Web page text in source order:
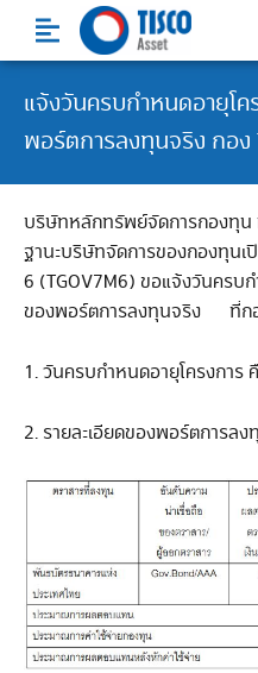
content
แจ้งวันครบกำหนดอายุโค
พอร์ตการลงทุนจริง กอง
บริษัทหลักทรัพย์จัดการกองทุน
ฐานะบริษัทจัดการของกองทุนเ
6 (TGOV7M6) ขอแจ้งวันครบก
ของพอร์ตการลงทุนจริง ที่ก
1. วันครบกำหนดอายุโครงกา
2. รายละเอียดของพอร์ตการลง